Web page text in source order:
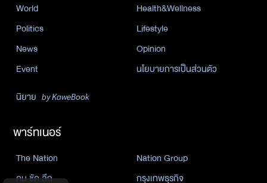
World
Health&Wellness
Politics
Lifestyle
News
Opinion
Event
นโยบายการเป็นส่วนตัว
นิยาย by KaweBook
พาร์ทเนอร์
The Nation
Nation Group
คม ชัด ลึก
กรุงเทพธุรกิจ